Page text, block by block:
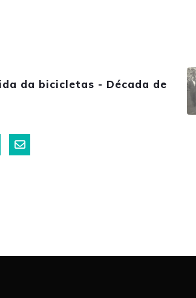
da bicicletas - Década de